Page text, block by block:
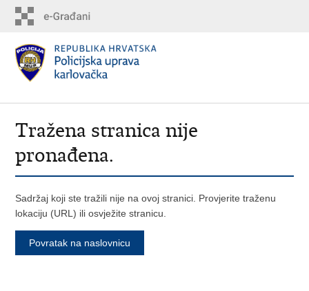
Tražena stranica nije
pronađena.
Sadržaj koji ste tražili nije na ovoj stranici. Provjerite traženu
lokaciju (URL) ili osvježite stranicu.
Povratak na naslovnicu